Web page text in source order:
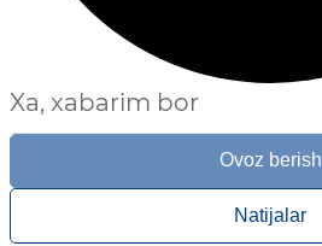
Xa, xabarim bor
Ovoz berish
Natijalar